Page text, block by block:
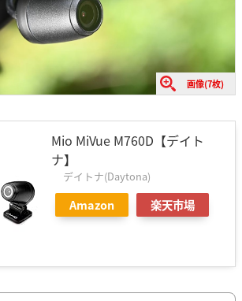
画像(7枚)
Mio MiVue M760D【デイト
ナ】
デイトナ(Daytona)
Amazon 楽天市場